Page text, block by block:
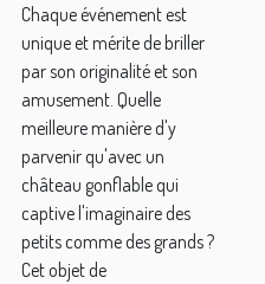
gonflable pour
votre prochain
événement
Chaque événement est
unique et mérite de briller
par son originalité et son
amusement. Quelle
meilleure manière d'y
parvenir qu'avec un
château gonflable qui
captive l'imaginaire des
petits comme des grands ?
Cet objet de